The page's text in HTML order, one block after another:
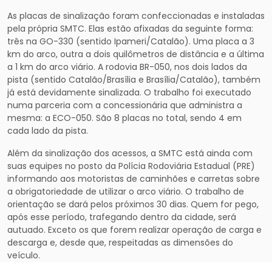
As placas de sinalização foram confeccionadas e instaladas
pela própria SMTC. Elas estão afixadas da seguinte forma:
três na GO-330 (sentido Ipameri/Catalão). Uma placa a 3
km do arco, outra a dois quilômetros de distância e a última
a 1 km do arco viário. A rodovia BR-050, nos dois lados da
pista (sentido Catalão/Brasília e Brasília/Catalão), também
já está devidamente sinalizada. O trabalho foi executado
numa parceria com a concessionária que administra a
mesma: a ECO-050. São 8 placas no total, sendo 4 em
cada lado da pista.
Além da sinalização dos acessos, a SMTC está ainda com
suas equipes no posto da Polícia Rodoviária Estadual (PRE)
informando aos motoristas de caminhões e carretas sobre
a obrigatoriedade de utilizar o arco viário. O trabalho de
orientação se dará pelos próximos 30 dias. Quem for pego,
após esse período, trafegando dentro da cidade, será
autuado. Exceto os que forem realizar operação de carga e
descarga e, desde que, respeitadas as dimensões do
veículo.